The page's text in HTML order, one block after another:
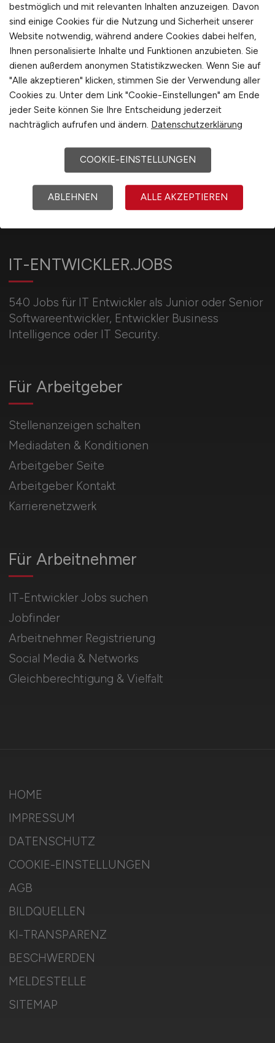
Sie sind hier:
Startseite
Sitemap
IT-ENTWICKLER.JOBS
540 Jobs für IT Entwickler als Junior oder Senior
Softwareentwickler, Entwickler Business
Intelligence oder IT Security.
Für Arbeitnehmer
IT-Entwickler Jobs suchen
Jobfinder
Arbeitnehmer Registrierung
Social Media & Networks
Gleichberechtigung & Vielfalt
Für Arbeitgeber
Stellenanzeigen schalten
Mediadaten & Konditionen
Arbeitgeber Seite
Arbeitgeber Kontakt
Karrierenetzwerk
HOME
IMPRESSUM
DATENSCHUTZ
COOKIE-EINSTELLUNGEN
AGB
BILDQUELLEN
KI-TRANSPARENZ
BESCHWERDEN
MELDESTELLE
SITEMAP
bestmöglich und mit relevanten Inhalten anzuzeigen. Davon
sind einige Cookies für die Nutzung und Sicherheit unserer
Website notwendig, während andere Cookies dabei helfen,
Ihnen personalisierte Inhalte und Funktionen anzubieten. Sie
dienen außerdem anonymen Statistikzwecken. Wenn Sie auf
"Alle akzeptieren" klicken, stimmen Sie der Verwendung aller
Cookies zu. Unter dem Link "Cookie-Einstellungen" am Ende
jeder Seite können Sie Ihre Entscheidung jederzeit
nachträglich aufrufen und ändern. Datenschutzerklärung
COOKIE-EINSTELLUNGEN
ABLEHNEN ALLE AKZEPTIEREN